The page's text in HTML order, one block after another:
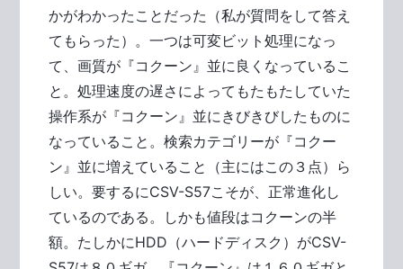
かがわかったことだった（私が質問をして答え
てもらった）。一つは可変ビット処理になっ
て、画質が『コクーン』並に良くなっているこ
と。処理速度の遅さによってもたもたしていた
操作系が『コクーン』並にきびきびしたものに
なっていること。検索カテゴリーが『コクー
ン』並に増えていること（主にはこの３点）ら
しい。要するにCSV-S57こそが、正常進化し
ているのである。しかも値段はコクーンの半
額。たしかにHDD（ハードディスク）がCSV-